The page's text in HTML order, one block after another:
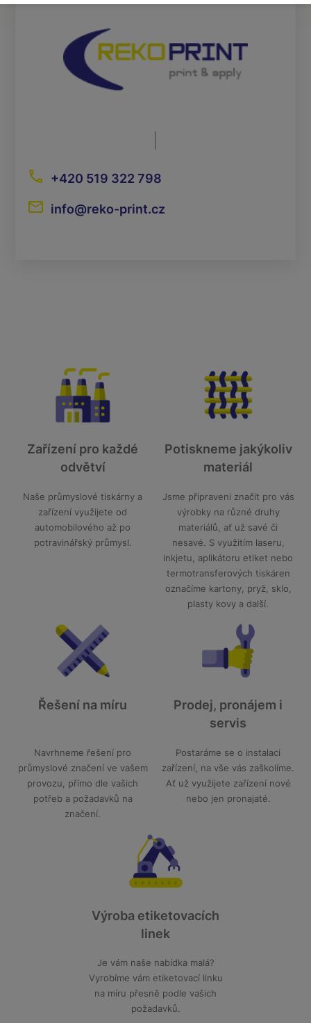
+420 519 322 798
info@reko-print.cz
Zařízení pro každé
odvětví
Naše průmyslové tiskárny a
zařízení využijete od
automobilového až po
potravinářský průmysl.
Potiskneme jakýkoliv
materiál
Jsme připraveni značit pro vás
výrobky na různé druhy
materiálů, ať už savé či
nesavé. S využitím laseru,
inkjetu, aplikátoru etiket nebo
termotransferových tiskáren
označíme kartony, pryž, sklo,
plasty kovy a další.
Řešení na míru
Navrhneme řešení pro
průmyslové značení ve vašem
provozu, přímo dle vašich
potřeb a požadavků na
značení.
Prodej, pronájem i
servis
Postaráme se o instalaci
zařízení, na vše vás zaškolíme.
Ať už využijete zařízení nové
nebo jen pronajaté.
Výroba etiketovacích
linek
Je vám naše nabídka malá?
Vyrobíme vám etiketovací linku
na míru přesně podle vašich
požadavků.